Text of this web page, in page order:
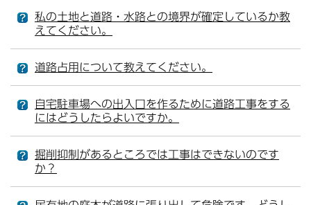
私の土地と道路・水路との境界が確定しているか教
えてください。
道路占用について教えてください。
自宅駐車場への出入口を作るために道路工事をする
にはどうしたらよいですか。
掘削抑制があるところでは工事はできないのです
か？